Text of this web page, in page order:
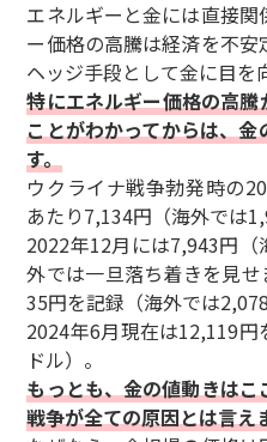
エネルギーと金には直接
ー価格の高騰は経済を不
ヘッジ手段として金に目を
特にエネルギー価格の高
ことがわかってからは、
す。
ウクライナ戦争勃発時の
あたり7,134円（海外では
2022年12月には7,943円
外では一旦落ち着きを見
35円を記録（海外では
2024年6月現在は12,119
ドル）。
もっとも、金の値動きは
戦争が全ての原因とは言え